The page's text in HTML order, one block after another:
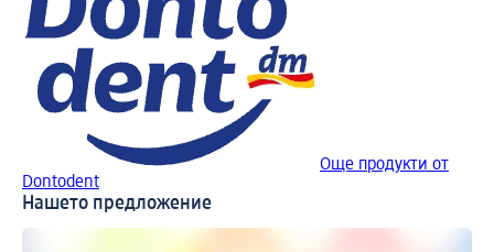
Още продукти от
Dontodent
Нашето предложение